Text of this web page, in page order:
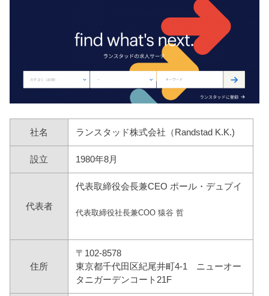
社名 ランスタッド株式会社（Randstad K.K.)
設立 1980年8月
代表者
代表取締役会長兼CEO ポール・デュプイ
代表取締役社長兼COO 猿谷 哲
住所
〒102-8578
東京都千代田区紀尾井町4-1 ニューオー
タニガーデンコート21F